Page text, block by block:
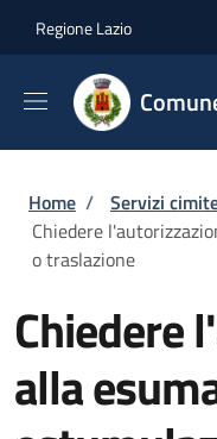
Regione Lazio
Briciole di
Home / Servizi
Chiedere
o traslazione
Chiedere
alla